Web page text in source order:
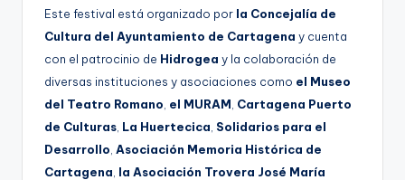
Este festival está organizado por la Concejalía de
Cultura del Ayuntamiento de Cartagena y cuenta
con el patrocinio de Hidrogea y la colaboración de
diversas instituciones y asociaciones como el Museo
del Teatro Romano el MURAM Cartagena Puerto
de Culturas La Huertecica Solidarios para el
Desarrollo Asociación Memoria Histórica de
Cartagena la Asociación Trovera José María